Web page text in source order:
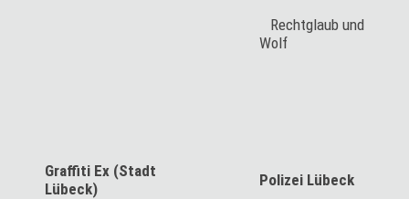
Rechtglaub und
Wolf
Graffiti Ex (Stadt
Lübeck)
Polizei Lübeck